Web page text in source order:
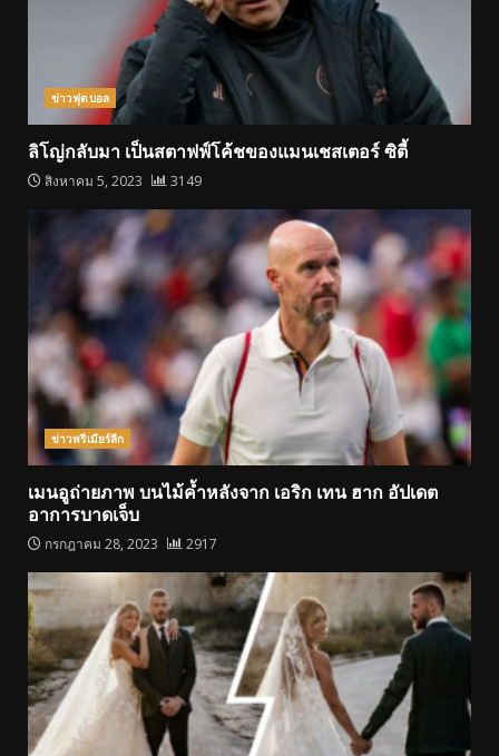
ข่าวฟุตบอล
ลิโญ่กลับมา เป็นสตาฟฟ์โค้ชของแมนเชสเตอร์ ซิตี้
สิงหาคม 5, 2023 3149
ข่าวพรีเมียร์ลีก
เมนอูถ่ายภาพ บนไม้ค้ำหลังจาก เอริก เทน ฮาก อัปเดต
อาการบาดเจ็บ
กรกฎาคม 28, 2023 2917